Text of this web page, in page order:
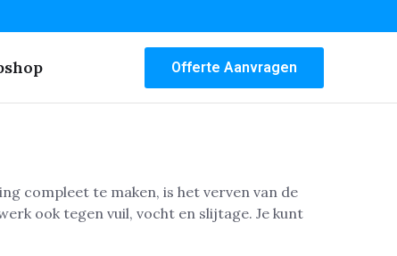
Offerte Aanvragen
compleet te maken, is het verven van de
ook tegen vuil, vocht en slijtage. Je kunt